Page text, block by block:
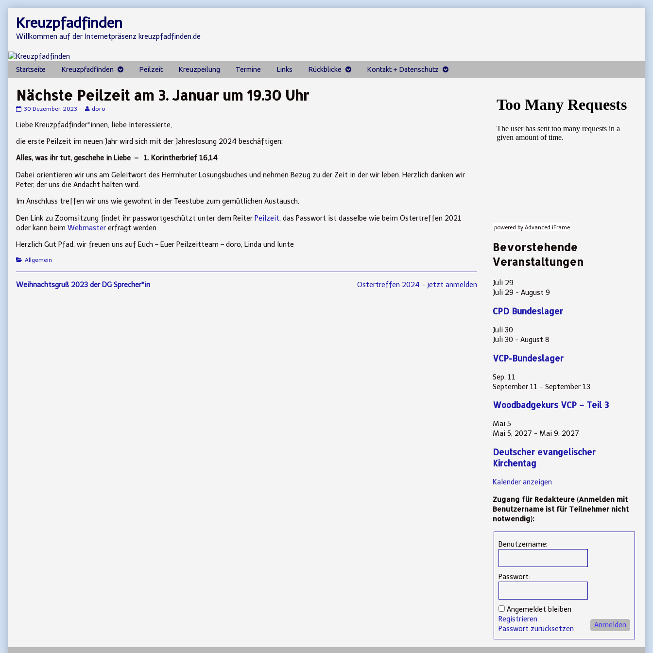
content
Kreuzpfadfinden
Willkommen auf der Internetpräsenz kreuzpfadfinden.de
Startseite Kreuzpfadfinden Peilzeit Kreuzpeilung Termine Links Rückblicke Kontakt + Datenschutz
Nächste Peilzeit am 3. Januar um 19.30 Uhr
Nächste
am
Januar
19.30
Uhr
published
on
30 Dezember, 2023
Read
posts
the
of
am
3.
um
Uhr,
doro
Liebe Kreuzpfadfinder*innen, liebe Interessierte,
die erste Peilzeit im neuen Jahr wird sich mit der Jahreslosung 2024 beschäftigen:
Alles, was ihr tut, geschehe in Liebe – 1. Korintherbrief 16,14
Dabei orientieren wir uns am Geleitwort des Herrnhuter Losungsbuches und nehmen Bezug zu der Zeit in der wir leben. Herzlich danken wir
Peter, der uns die Andacht halten wird.
Im Anschluss treffen wir uns wie gewohnt in der Teestube zum gemütlichen Austausch.
Den Link zu Zoomsitzung findet ihr passwortgeschützt unter dem Reiter Peilzeit, das Passwort ist dasselbe wie beim Ostertreffen 2021
oder kann beim Webmaster erfragt werden.
Herzlich Gut Pfad, wir freuen uns auf Euch – Euer Peilzeitteam – doro, Linda und lunte
Categories
Allgemein
Beitragsnavigation
Previous
Weihnachtsgruß 2023 der DG Sprecher*in
Next
Ostertreffen 2024 – jetzt anmelden
Sidebar
powered by Advanced iFrame
Bevorstehende
Veranstaltungen
Juli 29
Juli 29 - August 9
CPD Bundeslager
Juli 30
Juli 30 - August 8
VCP-Bundeslager
Sep. 11
September 11 - September 13
Woodbadgekurs VCP – Teil 3
Mai 5
Mai 5, 2027 - Mai 9, 2027
Deutscher evangelischer
Kirchentag
Kalender anzeigen
Zugang für Redakteure (Anmelden mit
Benutzername ist für Teilnehmer nicht
notwendig):
Benutzername:
Passwort:
Angemeldet bleiben
Anmelden
Registrieren
Passwort zurücksetzen